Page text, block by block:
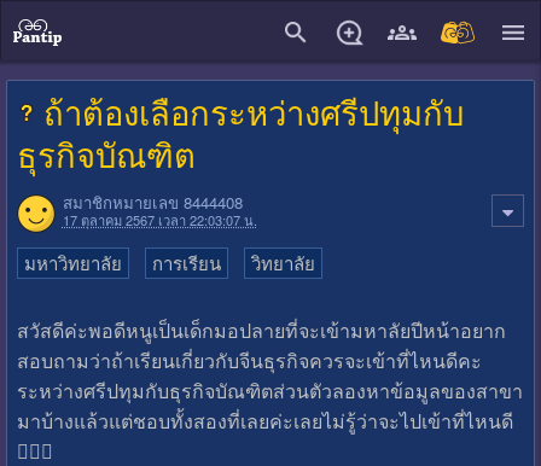
ถ้าต้องเลือกระหว่างศรีปทุมกับ
ธุรกิจบัณฑิต
สมาชิกหมายเลข 8444408
17 ตุลาคม 2567 เวลา 22:03:07 น.
มหาวิทยาลัย การเรียน วิทยาลัย
สวัสดีค่ะพอดีหนูเป็นเด็กมอปลายที่จะเข้ามหาลัยปีหน้าอยาก
สอบถามว่าถ้าเรียนเกี่ยวกับจีนธุรกิจควรจะเข้าที่ไหนดีคะ
ระหว่างศรีปทุมกับธุรกิจบัณฑิตส่วนตัวลองหาข้อมูลของสาขา
มาบ้างแล้วแต่ชอบทั้งสองที่เลยค่ะเลยไม่รู้ว่าจะไปเข้าที่ไหนดี
🙇🏻‍♀️
close